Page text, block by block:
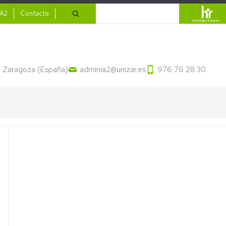
Contacto
Zaragoza (España) adminia2@unizar.es 976 76 28 30